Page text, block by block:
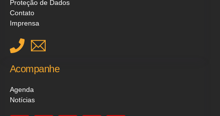
Proteção de Dados
Contato
Imprensa
Acompanhe
Agenda
Notícias